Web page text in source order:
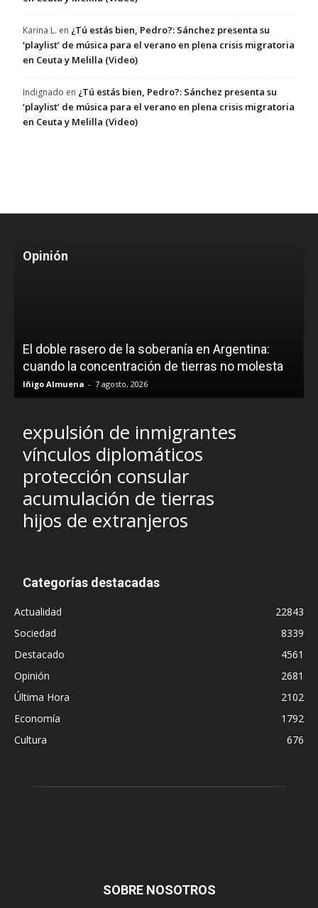
Karina L. en ¿Tú estás bien, Pedro?: Sánchez presenta su
‘playlist’ de música para el verano en plena crisis migratoria
en Ceuta y Melilla (Video)
Indignado en ¿Tú estás bien, Pedro?: Sánchez presenta su
‘playlist’ de música para el verano en plena crisis migratoria
en Ceuta y Melilla (Video)
Opinión
El doble rasero de la soberanía en Argentina:
cuando la concentración de tierras no molesta
Iñigo Almuena - 7 agosto, 2026
expulsión de inmigrantes
vínculos diplomáticos
protección consular
acumulación de tierras
hijos de extranjeros
Categorías destacadas
Actualidad
22843
Sociedad
8339
Destacado
4561
Opinión
2681
Última Hora
2102
Economía
1792
Cultura
676
SOBRE NOSOTROS